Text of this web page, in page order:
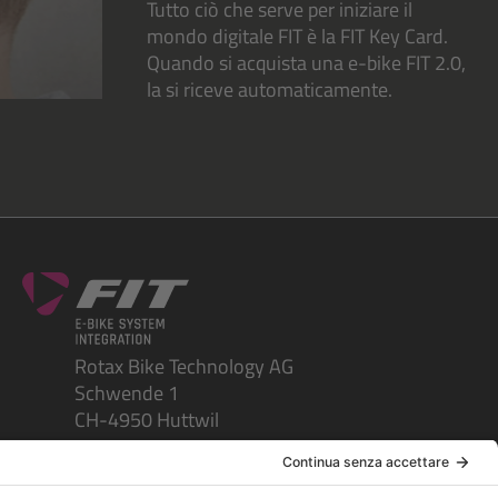
Tutto ciò che serve per iniziare il
mondo digitale FIT è la FIT Key Card.
Quando si acquista una e-bike FIT 2.0,
la si riceve automaticamente.
Rotax Bike Technology AG
Schwende 1
CH-4950 Huttwil